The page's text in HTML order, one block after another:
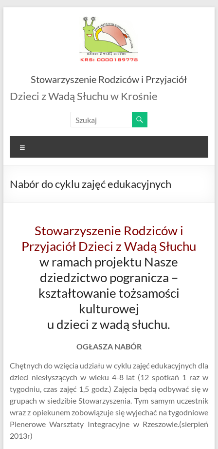
Stowarzyszenie Rodziców i Przyjaciół
Dzieci z Wadą Słuchu w Krośnie
Nabór do cyklu zajęć edukacyjnych
Stowarzyszenie Rodziców i
Przyjaciół Dzieci z Wadą Słuchu
w ramach projektu Nasze
dziedzictwo pogranicza –
kształtowanie tożsamości
kulturowej
u dzieci z wadą słuchu.
OGŁASZA NABÓR
Chętnych do wzięcia udziału w cyklu zajęć edukacyjnych dla
dzieci niesłyszących w wieku 4-8 lat (12 spotkań 1 raz w
tygodniu, czas zajęć 1,5 godz.) Zajęcia będą odbywać się w
grupach w siedzibie Stowarzyszenia. Tym samym uczestnik
wraz z opiekunem zobowiązuje się wyjechać na tygodniowe
Plenerowe Warsztaty Integracyjne w Rzeszowie.(sierpień
2013r)